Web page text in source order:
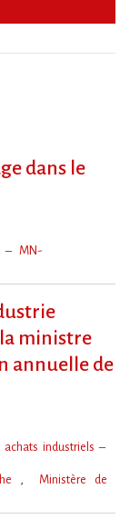
dans le
– MN-
ministre
annuelle de
industriels –
Ministère de